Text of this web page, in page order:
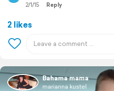
2/1/15 Reply
2 likes
Bahama mama
marianna kustel